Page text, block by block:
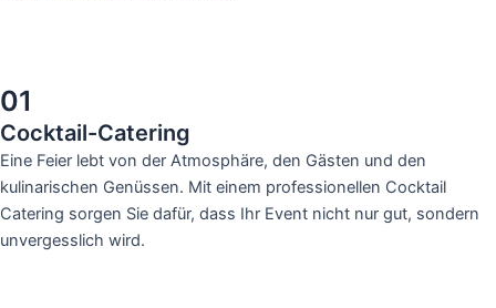
01
Cocktail-Catering
Eine Feier lebt von der Atmosphäre, den Gästen und den
kulinarischen Genüssen. Mit einem professionellen Cocktail
Catering sorgen Sie dafür, dass Ihr Event nicht nur gut, sondern
unvergesslich wird.